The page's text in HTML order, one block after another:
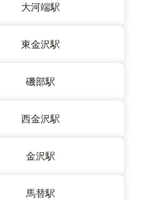
大河端駅
東金沢駅
磯部駅
西金沢駅
金沢駅
馬替駅